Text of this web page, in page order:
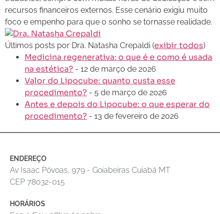
recursos financeiros externos. Esse cenário exigiu muito
foco e empenho para que o sonho se tornasse realidade.
Últimos posts por Dra. Natasha Crepaldi (exibir todos)
Medicina regenerativa: o que é e como é usada
na estética? - 12 de março de 2026
Valor do Lipocube: quanto custa esse
procedimento? - 5 de março de 2026
Antes e depois do Lipocube: o que esperar do
procedimento? - 13 de fevereiro de 2026
ENDEREÇO
Av Isaac Póvoas, 979 - Goiabeiras Cuiabá MT
CEP 78032-015
HORÁRIOS